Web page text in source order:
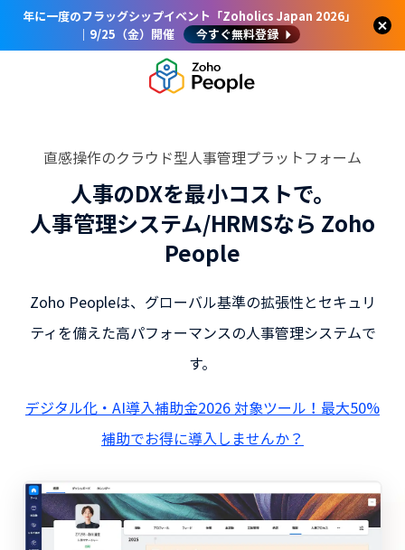
年に一度のフラッグシップイベント「Zoholics Japan 2026」
｜9/25（金）開催
今すぐ無料登録
直感操作のクラウド型人事管理プラットフォーム
人事のDXを最小コストで。
人事管理システム/HRMSなら Zoho
People
Zoho Peopleは、グローバル基準の拡張性とセキュリ
ティを備えた高パフォーマンスの人事管理システムで
す。
デジタル化・AI導入補助金2026 対象ツール！最大50%
補助でお得に導入しませんか？